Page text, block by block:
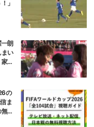
」
一朗
い
族
の
ま
料